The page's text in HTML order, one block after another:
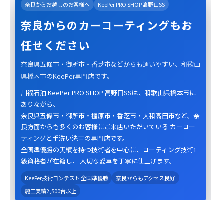
奈良からお越しのお客様へ KeePer PRO SHOP 高野口SS
奈良からのカーコーティングもお
任せください
奈良県五條市・御所市・香芝市などからも通いやすい、和歌山
県橋本市のKeePer専門店です。
川福石油 KeePer PRO SHOP 高野口SSは、和歌山県橋本市に
ありながら、
奈良県五條市・御所市・橿原市・香芝市・大和高田市など、奈
良方面からも多くのお客様にご来店いただいている カーコー
ティングと手洗い洗車の専門店です。
全国準優勝の実績を持つ技術者を中心に、コーティング技術1
級資格者が在籍し、 大切な愛車を丁寧に仕上げます。
KeePer技術コンテスト 全国準優勝
奈良からもアクセス良好
施工実績2,500台以上